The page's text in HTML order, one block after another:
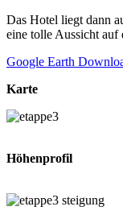
Das Hotel liegt dann
eine tolle Aussicht auf
Google Earth
Karte
Höhenprofil